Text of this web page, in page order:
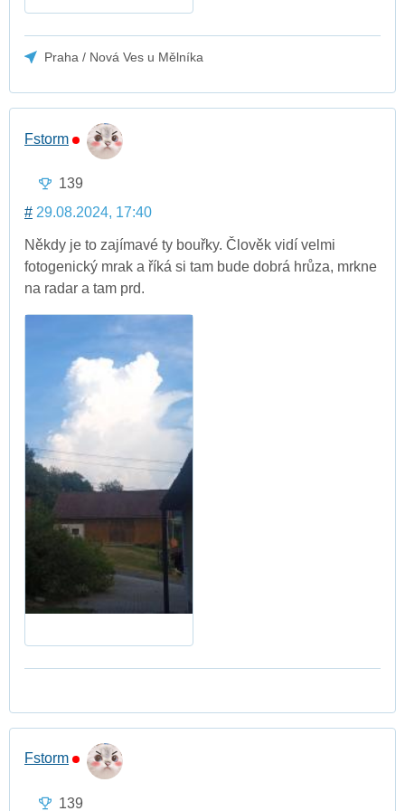
Praha / Nová Ves u Mělníka
Fstorm
139
# 29.08.2024, 17:40
Někdy je to zajímavé ty bouřky. Člověk vidí velmi
fotogenický mrak a říká si tam bude dobrá hrůza, mrkne
na radar a tam prd.
Fstorm
139